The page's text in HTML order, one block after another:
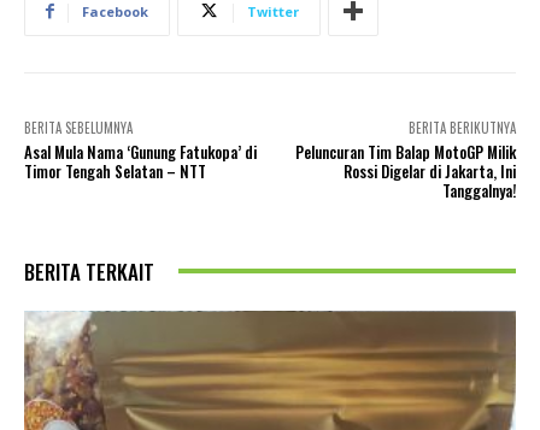
Facebook Twitter
BERITA SEBELUMNYA
Asal Mula Nama ‘Gunung Fatukopa’ di
Timor Tengah Selatan – NTT
BERITA BERIKUTNYA
Peluncuran Tim Balap MotoGP Milik
Rossi Digelar di Jakarta, Ini
Tanggalnya!
BERITA TERKAIT